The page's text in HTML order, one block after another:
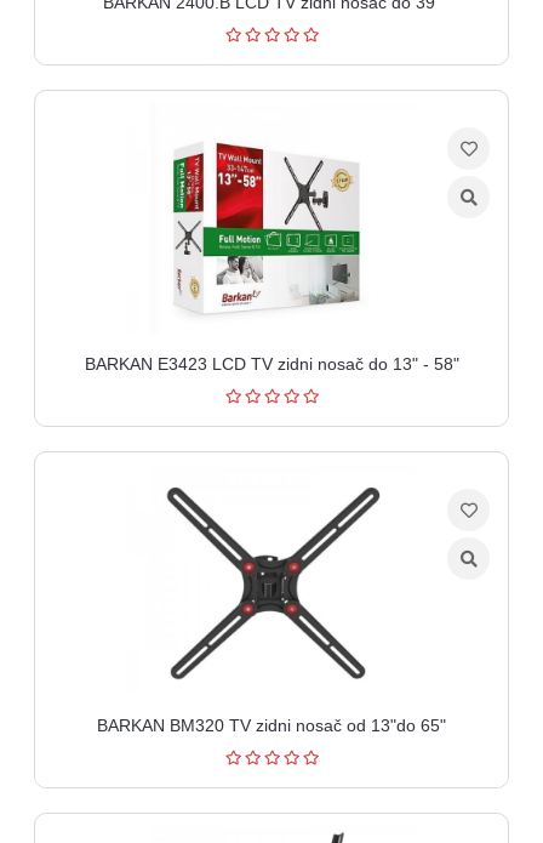
BARKAN E3423 LCD TV zidni nosač do 13" - 58"
BARKAN BM320 TV zidni nosač od 13"do 65"